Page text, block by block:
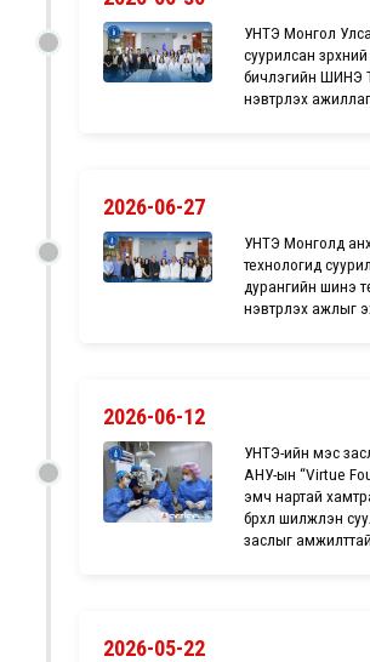
УНТЭ Монгол
суурилсан
бичлэгийн ШИНЭ
нэвтрүүлэх
2026-06-27
УНТЭ Монголд
технологид
дурангийн шинэ
нэвтрүүлэх ажлыг
2026-06-12
УНТЭ-ийн мэс
АНУ-ын “Virtue
эмч нартай
бүрхүүл шилжүүлэн
заслыг
2026-05-22